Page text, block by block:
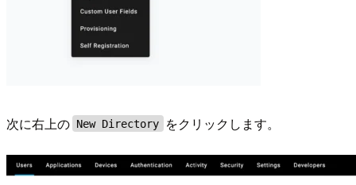
次に右上の New Directory をクリックします。